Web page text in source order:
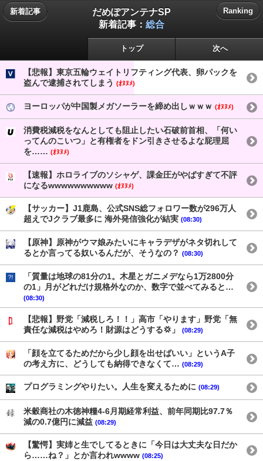
新着記事
だめぽアンテナSP
新着記事： 総合
Ranking
トップ 次へ
【悲報】東京五輪ウェイトリフティング代表、卵パックを
盗んで逮捕されてしまう (ｵﾇﾇﾒ)
ヨーロッパが中国製メガソーラーを締め出しｗｗｗ (ｵﾇﾇﾒ)
消費税減税をなんとしても阻止したい石破前首相、「何い
ってんのこいつ」と有権者をドン引きさせるよな屁理屈
を…… (ｵﾇﾇﾒ)
【速報】ホロライブのソシャゲ、課金圧がやばすぎて不評
になるwwwwwwwwww (ｵﾇﾇﾒ)
【サッカー】J1鹿島、公式SNS総フォロワー数が296万人
超えでJクラブ最多に 海外発信強化が結実 (08:30)
【原神】原神がウマ娘みたいにキャラデザがネタ切れして
るとか言ってる奴いるんだが、そうなの？ (08:30)
「質量は地球の81分の1。木星とガニメデなら1万2800分
の1」月がどれだけ規格外なのか、数字で並べてみると…
(08:30)
【悲報】野党「減税しろ！！」高市「やります」野党「無
責任な減税はやめろ！財源はどうする💢」
(08:29)
「顔を立てるためだから少し顔を出せばいい」というA子
の考え方に、どうしても納得できなくて… (08:29)
プログラミングやりたい。人生を変えるために (08:29)
米穀商社の木徳神糧4-6月期経常利益、前年同期比97.7％
減の0.7億円に減益 (08:29)
【驚愕】実姉と生でしてるときに「今日は大丈夫な日だか
ら……ね？」とか言われwwww (08:25)